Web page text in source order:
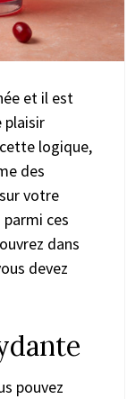
et il est
plaisir
logique,
des
votre
ces
dans
devez
pouvez